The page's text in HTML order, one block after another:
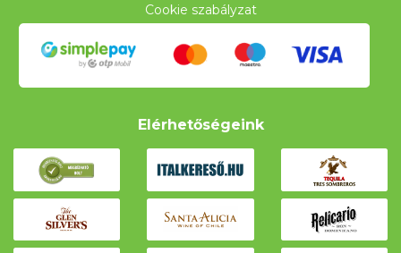
Cookie szabályzat
Elérhetőségeink